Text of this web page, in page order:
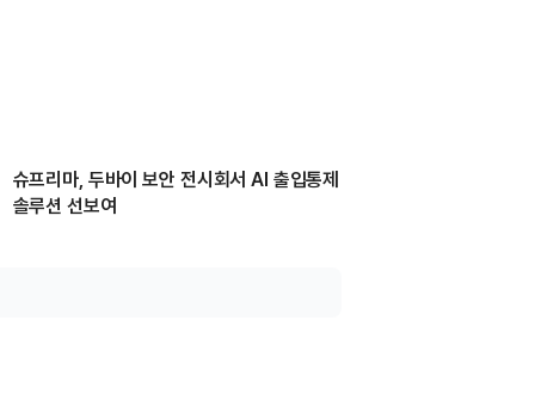
슈프리마, 두바이 보안 전시회서 AI 출입통제
솔루션 선보여